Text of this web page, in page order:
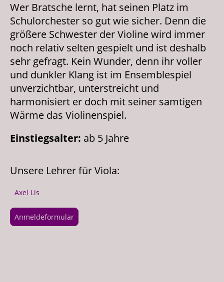
Wer Bratsche lernt, hat seinen Platz im
Schulorchester so gut wie sicher. Denn die
größere Schwester der Violine wird immer
noch relativ selten gespielt und ist deshalb
sehr gefragt. Kein Wunder, denn ihr voller
und dunkler Klang ist im Ensemblespiel
unverzichtbar, unterstreicht und
harmonisiert er doch mit seiner samtigen
Wärme das Violinenspiel.
Einstiegsalter: ab 5 Jahre
Unsere Lehrer für Viola:
Anmeldeformular
Axel Lis